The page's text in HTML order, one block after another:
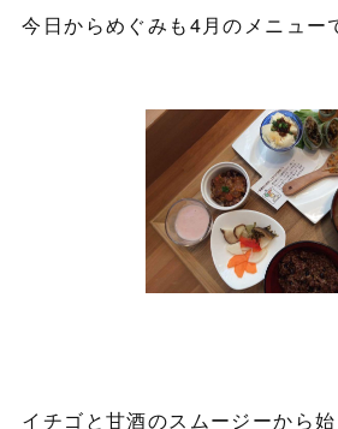
今日からめぐみも4月のメニュー
イチゴと甘酒のスムージーから